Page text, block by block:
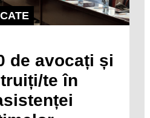
de avocați și
te în